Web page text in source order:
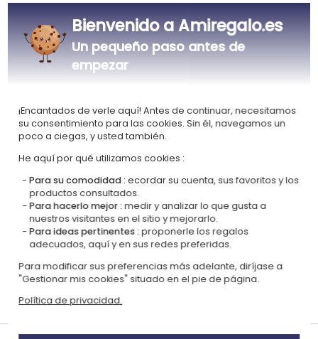
Nuestra empresa Kadocom es
Certificada
Ecovadis Silver
Miembro del
Global Compact
Este regalo es
en Francia
Bienvenido a Amiregalo.es
Un pequeño paso antes de
empezar
¡Encantados de verle aquí! Antes de continuar, necesitamos
su consentimiento para las cookies. Sin él, navegamos un
poco a ciegas, y usted también.
He aquí por qué utilizamos cookies :
Para su comodidad : ecordar su cuenta, sus favoritos y los
productos consultados.
Para hacerlo mejor :medir y analizar lo que gusta a
nuestros visitantes en el sitio y mejorarlo.
Para ideas pertinentes :proponerle los regalos
adecuados, aquí y en sus redes preferidas.
Para modificar sus preferencias más adelante, diríjase a
"Gestionar mis cookies" situado en el pie de página.
Política de privacidad.